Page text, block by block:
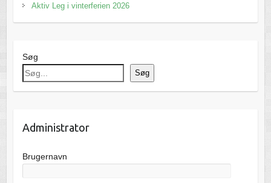
Aktiv Leg i vinterferien 2026
Søg
Søg
Administrator
Brugernavn